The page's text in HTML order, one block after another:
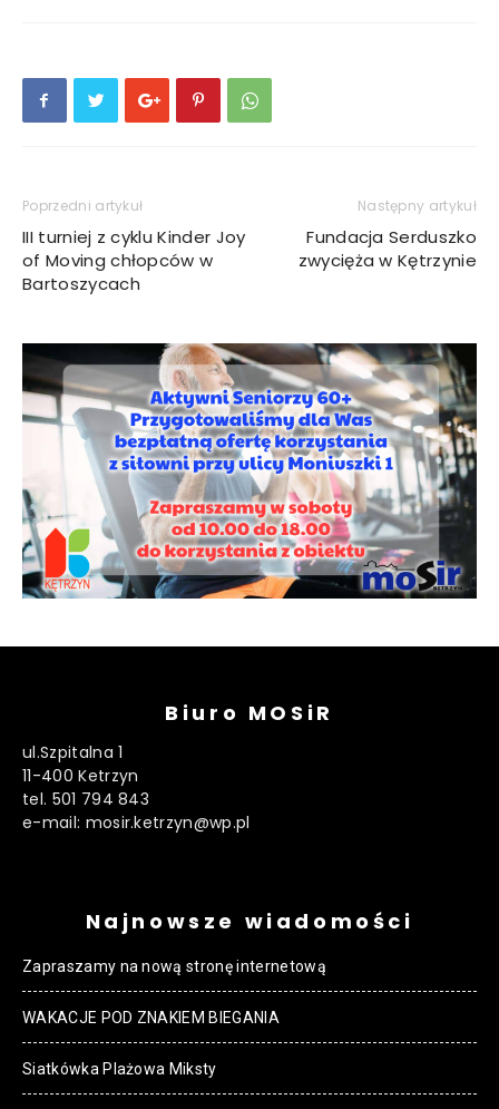
Poprzedni artykuł
III turniej z cyklu Kinder Joy
of Moving chłopców w
Bartoszycach
Następny artykuł
Fundacja Serduszko
zwycięża w Kętrzynie
Biuro MOSiR
ul.Szpitalna 1
11-400 Ketrzyn
tel. 501 794 843
e-mail: mosir.ketrzyn@wp.pl
Najnowsze wiadomości
Zapraszamy na nową stronę internetową
WAKACJE POD ZNAKIEM BIEGANIA
Siatkówka Plażowa Miksty